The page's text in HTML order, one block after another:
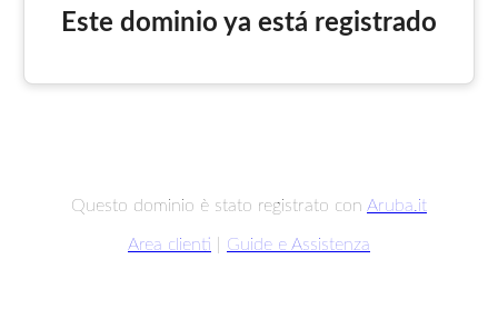
Este dominio ya está registrado
Questo dominio è stato registrato con Aruba.it
Area clienti Guide e Assistenza